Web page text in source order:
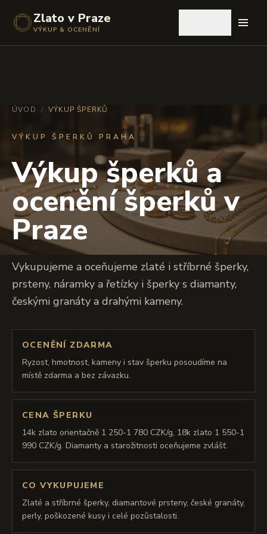
Zlato v Praze
VÝKUP & OCENĚNÍ
ÚVOD / VÝKUP ŠPERKŮ
VÝKUP ŠPERKŮ PRAHA
Výkup šperků a
ocenění šperků v
Praze
Vykupujeme a oceňujeme zlaté i stříbrné šperky,
prsteny, náramky a řetízky i šperky s diamanty,
českými granáty a drahými kameny.
OCENĚNÍ ZDARMA
Ryzost, hmotnost, kameny i stav šperku posoudíme na
místě zdarma a bez závazku.
CENA ŠPERKU
14k zlato orientačně 1 250-1 780 CZK/g, 18k zlato 1 550-1
990 CZK/g. Diamanty a starožitnosti oceňujeme zvlášť.
CO VYKUPUJEME
Zlaté a stříbrné šperky, diamantové prsteny, české granáty,
perly, poškozené kusy i celé pozůstalosti.